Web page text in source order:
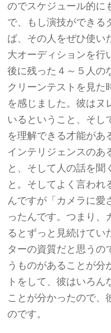
のでスケジュール的に
で、もし演技ができる
ば、その人をぜひ使い
大オーディションを行
後に残った４～５人の
クリーンテストを見た
を感じました。彼はヌ
いるということ、そし
を理解できる才能があ
インテリジェンスのあ
と、そして人の話を聞
と。そしてよく言われ
んですが「カメラに愛
ったんです。つまり、
るとずっと見続けてい
ターの資質だと思うの
うものがあることが分
トをして、彼はいろん
ことが分かったので、
のです。